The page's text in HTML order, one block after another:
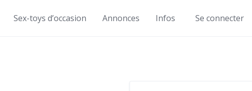
Sex-toys d’occasion Annonces Infos Se connecter